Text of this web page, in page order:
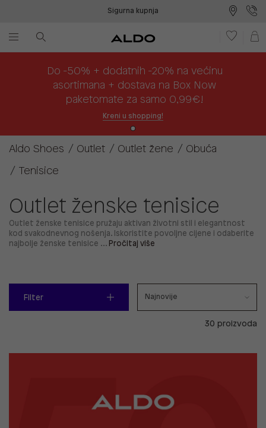
Sigurna kupnja
Do -50% + dodatnih -20% na većinu
asortimana + dostava na Box Now
paketomate za samo 0,99€!
Kreni u shopping!
Aldo Shoes Outlet Outlet žene
Obuća
Tenisice
Outlet ženske tenisice
Outlet ženske tenisice pružaju aktivan životni stil i elegantnost
kod svakodnevnog nošenja. Iskoristite povoljne cijene i odaberite
najbolje ženske tenisice ... Pročitaj više
Filter
30 proizvoda